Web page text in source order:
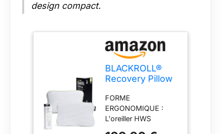
design compact.
BLACKROLL®
Recovery Pillow
Housse Climate
supplémentaire -
Oreiller
orthopédique
FORME
ERGONOMIQUE :
L'oreiller HWS